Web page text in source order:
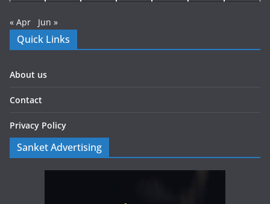
« Apr Jun »
Quick Links
About us
Contact
Privacy Policy
Sanket Advertising